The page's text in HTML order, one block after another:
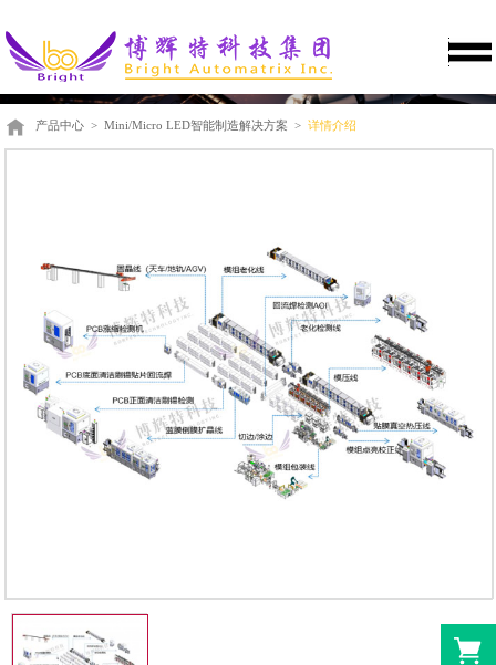
产品中心 > Mini/Micro LED智能制造解决方案 > 详情介绍